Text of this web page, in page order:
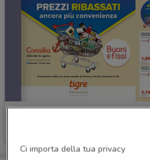
Ci importa della tua privacy